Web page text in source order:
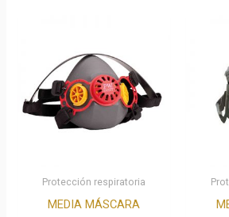
Protección respiratoria
MEDIA MÁSCARA